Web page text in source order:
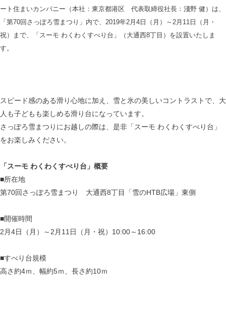
ート住まいカンパニー（本社：東京都港区 代表取締役社長：淺野 健）は、
「第70回さっぽろ雪まつり」内で、2019年2月4日（月）～2月11日（月・
祝）まで、「スーモ わくわくすべり台」（大通西8丁目）を設置いたしま
す。
スピード感のある滑り心地に加え、雪と氷の美しいコントラストで、大
人も子どもも楽しめる滑り台になっています。
さっぽろ雪まつりにお越しの際は、是非「スーモ わくわくすべり台」
をお楽しみください。
「スーモ わくわくすべり台」概要
■所在地
第70回さっぽろ雪まつり 大通西8丁目「雪のHTB広場」東側
■開催時間
2月4日（月）～2月11日（月・祝）10:00～16:00
■すべり台規模
高さ約4ｍ、幅約5ｍ、長さ約10ｍ